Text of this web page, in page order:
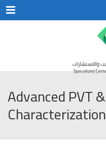
Menu
Advanced PVT
Characterization